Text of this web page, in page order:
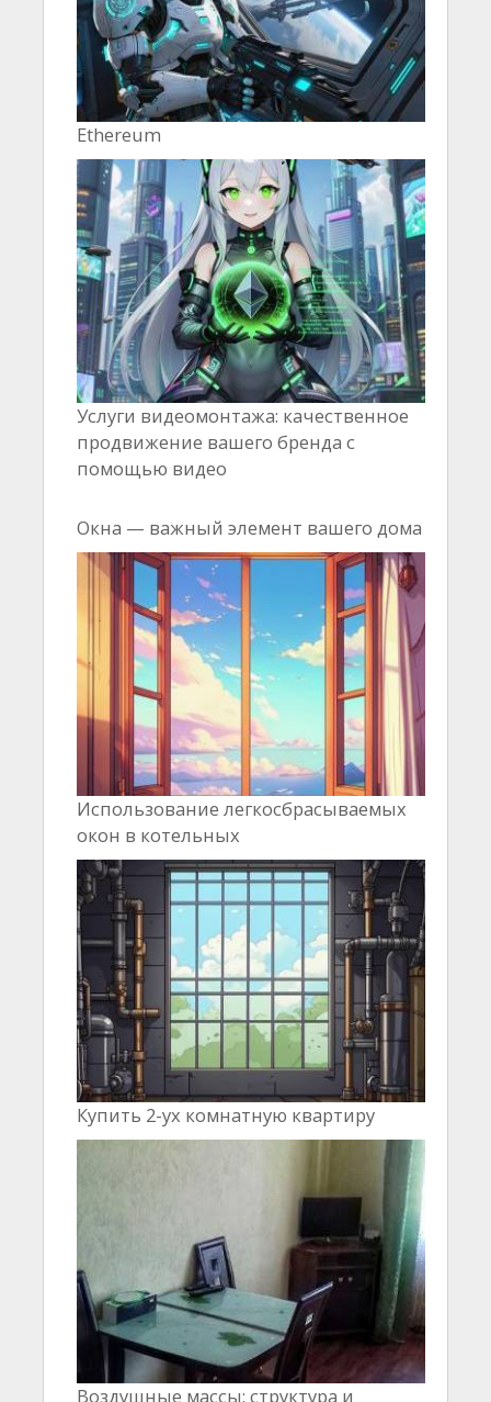
Ethereum
Услуги видеомонтажа: качественное
продвижение вашего бренда с
помощью видео
Окна — важный элемент вашего дома
Использование легкосбрасываемых
окон в котельных
Купить 2-ух комнатную квартиру
Воздушные массы: структура и